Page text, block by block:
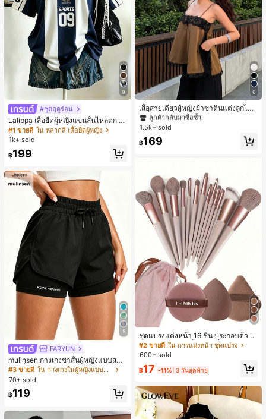
9
#ชุดฤดูร้อน
Lalippa เสื้อยืดผู้หญิงแขนสั้นไหล่ตก ค
อวีปกเสื้อ ลายพิมพ์ดิจิทัลลายทาง สไตล์
สปอร์ตแฟชั่นมินิมอล ของขวัญสำหรับเ
พื่อน
#1 ขายดี ใน หลากสี เสื้อยืดผู้หญิง
1k+ sold
฿199
5
FARYUN
mulinsen กางเกงขาสั้นผู้หญิงแบบสบา
ยๆ สีพื้น หลวม อเนกประสงค์ กางเกงขา
สั้นกีฬา 2-In-1 สำหรับวิ่ง ฟิตเนส และก
ารฝึกซ้อมกีฬาในฤดูร้อน
#3 ขายดี
ใน กางเกงในผู้หญิงแบบแอคทีฟ
70+ sold
฿119
6
เสื้อสายเดี่ยวผู้หญิงผ้าซาตินแต่งลูกไม้
- เสื้อสายเดี่ยวฤดูร้อนสีคากีมีรอยผ่าด้า
นข้างที่น่าดึงดูดแบบสบายๆ
#1 ขายดี
ใน สีกากี เสื้อสตรี เสื้อเบลาส์ & Tee
ลูกค้ากลับมาซื้อซ้ำ!
#1 ขายดี
ใน สีกากี เสื้อสตรี เสื้อเบลาส์ & Tee
ลูกค้ากลับมาซื้อซ้ำ!
#1 ขายดี
ใน สีกากี เสื้อสตรี เสื้อเบลาส์ & Tee
ลูกค้ากลับมาซื้อซ้ำ!
#1 ขายดี
ลูกค้ากลับมาซื้อซ้ำ!
1.5k+ sold
฿169
ชุดแปรงแต่งหน้า 16 ชิ้น ประกอบด้วยแ
ปรงแต่งหน้า 13 ชิ้น, ฟองน้ำแต่งหน้ารู
ปหยดน้ำ 1 ชิ้น, แปรงแป้งรองพื้นกลม 1
1 ชิ้น - ชุดคลาสสิก ทำจากขนสังเคราะ
หญิงและเด็กผู้หญิง เหมาะสำหรับฤดูใบ
ไม้ร่วงและฤดูหนาว
#2 ขายดี ใน การแต่งหน้า ชุดแปรง
600+ sold
฿17 -11% 3 วันสุดท้าย